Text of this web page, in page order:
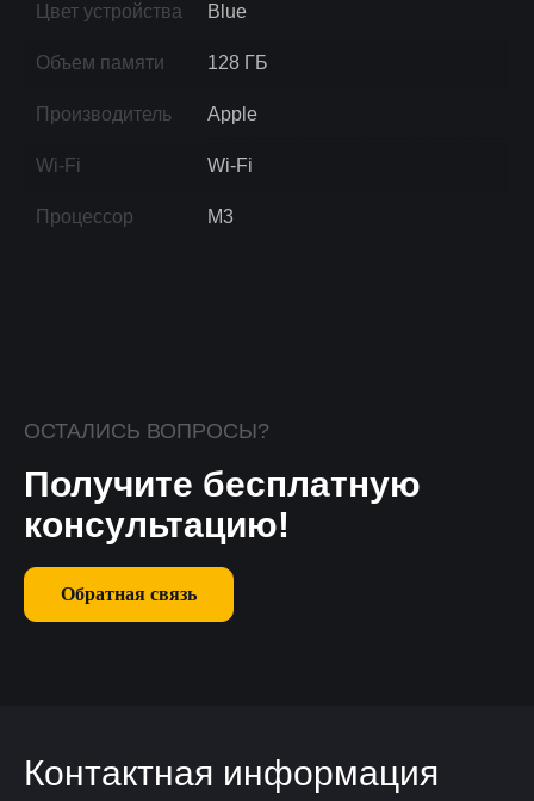
Цвет устройства Blue
Объем памяти 128 ГБ
Производитель Apple
Wi-Fi Wi-Fi
Процессор M3
ОСТАЛИСЬ ВОПРОСЫ?
Получите бесплатную
консультацию!
Обратная связь
Контактная информация